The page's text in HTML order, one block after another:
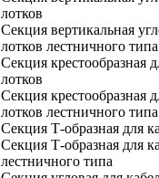
лотков
Секция вертикальная
лотков лестничного типа
Секция крестообразная
лотков
Секция крестообразная
лотков лестничного типа
Секция Т-образная для
Секция Т-образная для
лестничного типа